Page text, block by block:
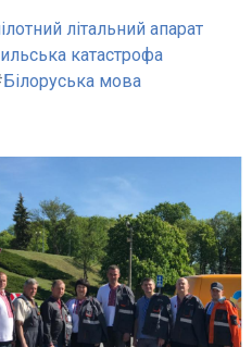
літальний апарат
катастрофа
Білоруська мова